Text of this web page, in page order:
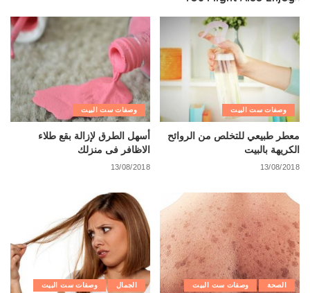
وصفات ست البيت
معطر طبيعي للتخلص من الروائح
الكريهة بالبيت
13/08/2018
وصفات ست البيت
أسهل الطرق لإزالة بقع طلاء
الاظافر فى منزلك
13/08/2018
الصحة وصفات ست البيت الجمال وصفات ست البيت